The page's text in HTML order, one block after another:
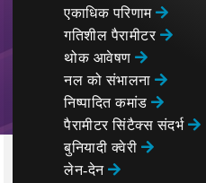
एकाधिक परिणाम
गतिशील पैरामीटर
थोक आवेषण
नल को संभालना
निष्पादित कमांड
पैरामीटर सिंटैक्स संदर्भ
बुनियादी क्वेरी
लेन-देन